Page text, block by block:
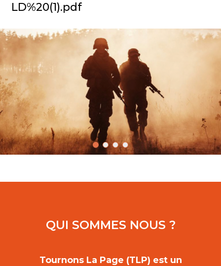
LD%20(1).pdf
QUI SOMMES NOUS ?
Tournons La Page (TLP) est un